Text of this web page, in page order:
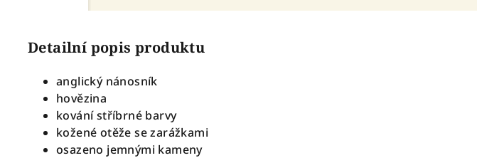
Detailní popis produktu
anglický nánosník
hovězina
kování stříbrné barvy
kožené otěže se zarážkami
osazeno jemnými kameny